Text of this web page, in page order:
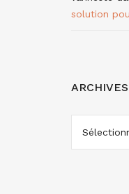
solution
ARCHIVES
ARCHIVES